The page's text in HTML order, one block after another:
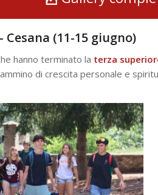
Cesana (11-15 giugno)
hanno terminato la terza
di crescita personale e